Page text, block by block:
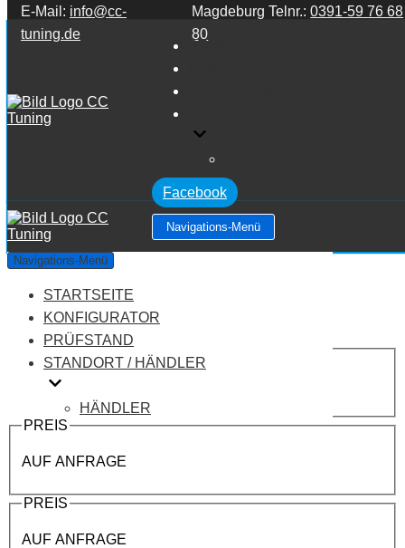
Zum Inhalt springen
E-Mail: info@cc-
tuning.de
Magdeburg Telnr.:0391-59 76 68
80
STARTSEITE
Facebook
Navigations-Menü
Navigations-Menü
STARTSEITE
KONFIGURATOR
PRÜFSTAND
STANDORT / HÄNDLER
HÄNDLER
Audi A2 8Z 1.4 TDI PD
Leistung:75 PS
Drehmoment: 195 NM
Motortyp:Diesel
PREIS
AUF ANFRAGE
PREIS
AUF ANFRAGE
PREIS
AUF ANFRAGE